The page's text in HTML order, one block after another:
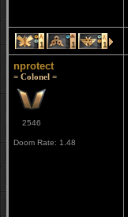
1 1 1
nprotect
= Colonel =
2546
Doom Rate: 1.48